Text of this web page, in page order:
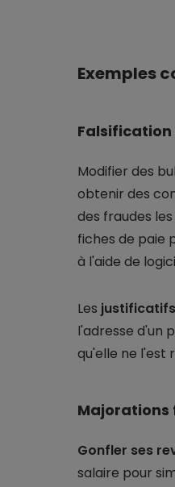
Exemples
Modifier des
obtenir des
des fraudes
fiches de paie
à l'aide de
Les
l'adresse d'un
qu'elle ne l'est
Majorations
Gonfler ses
salaire pour